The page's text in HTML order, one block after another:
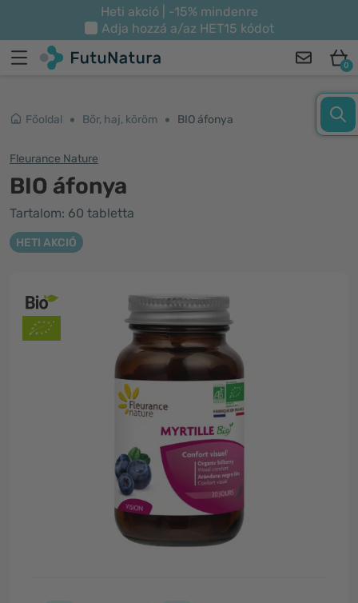
Heti akció | -15% mindenre
Adja hozzá a/az HET15 kódot
0
Főoldal Bőr, haj, köröm BIO áfonya
Fleurance Nature
BIO áfonya
Tartalom: 60 tabletta
HETI AKCIÓ